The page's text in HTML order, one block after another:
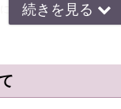
難かもしれません。女
より登録できない所も
るほうがいいかと思い
味わい深いものなら読